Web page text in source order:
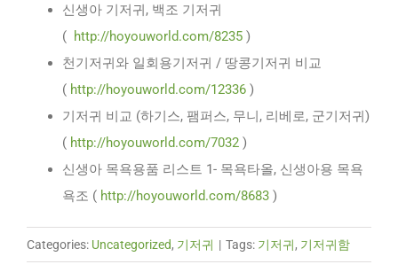
신생아 기저귀, 백조 기저귀
( http://hoyouworld.com/8235 )
천기저귀와 일회용기저귀 / 땅콩기저귀 비교
( http://hoyouworld.com/12336 )
기저귀 비교 (하기스, 팸퍼스, 무니, 리베로, 군기저귀)
( http://hoyouworld.com/7032 )
신생아 목욕용품 리스트 1- 목욕타올, 신생아용 목욕
욕조 ( http://hoyouworld.com/8683 )
Categories: Uncategorized, 기저귀 | Tags: 기저귀, 기저귀함